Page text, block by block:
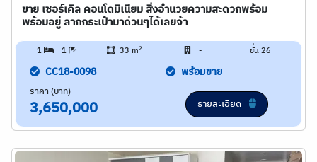
ขาย เซอร์เคิล คอนโดมิเนียม สิ่งอำนวยความสะดวกพร้อม
พร้อมอยู่ ลากกระเป๋ามาด่วนๆได้เลยจ้า
1 1 33 m2 - ชั้น 26
CC18-0098 พร้อมขาย
ราคา (บาท)
3,650,000 รายละเอียด